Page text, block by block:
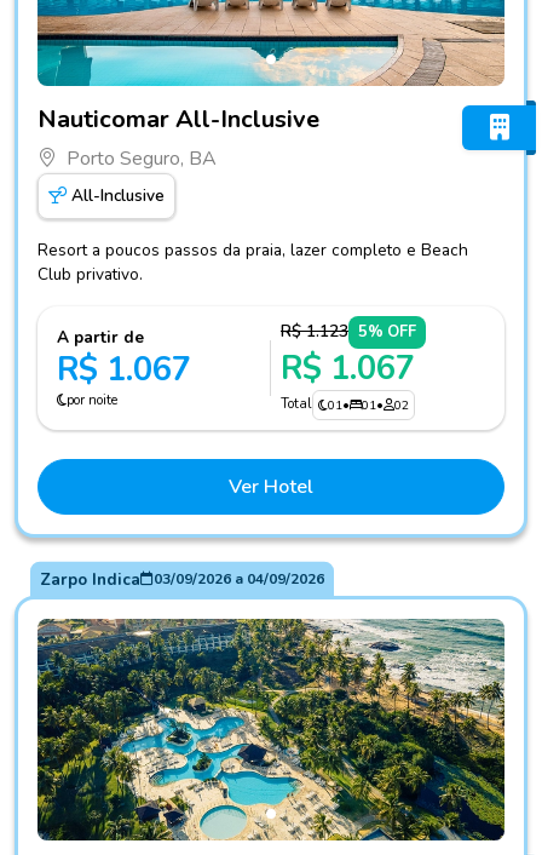
Nauticomar All-Inclusive
Porto Seguro, BA
All-Inclusive
Resort a poucos passos da praia, lazer completo e Beach
Club privativo.
A partir de
R$ 1.067
por noite
R$ 1.123 5% OFF
R$ 1.067
Total 01• 01• 02
Ver Hotel
Zarpo Indica 03/09/2026a 04/09/2026